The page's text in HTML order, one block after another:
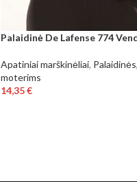
Palaidinė De Lafense 774
Apatiniai marškinėliai,
moterims
14,35€